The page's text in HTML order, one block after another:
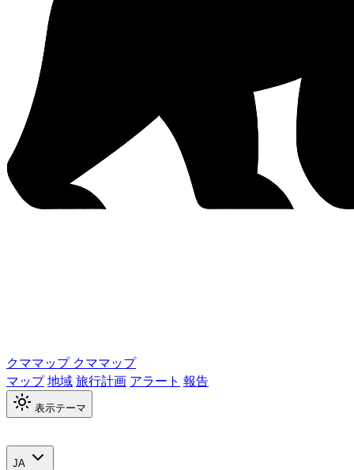
クママップ クママップ
マップ地域旅行計画 アラート 報告
表示テーマ
JA